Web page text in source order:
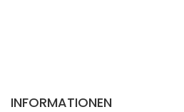
INFORMATIONEN